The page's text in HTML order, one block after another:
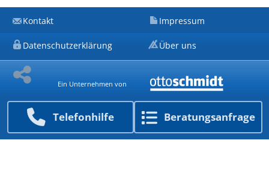
Telefon­hilfe Beratungs­anfrage
Kontakt Impressum
Datenschutzerklärung Über uns
Ein Unternehmen von